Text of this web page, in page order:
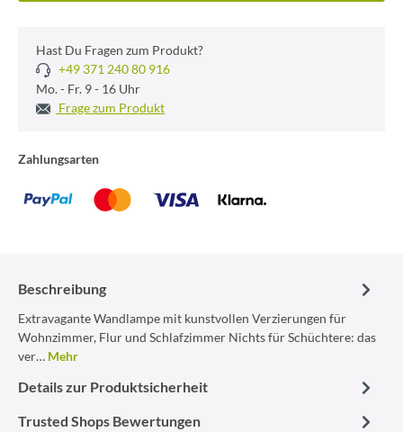
Hast Du Fragen zum Produkt?
+49 371 240 80 916
Mo. - Fr. 9 - 16 Uhr
Frage zum Produkt
Zahlungsarten
Beschreibung
Extravagante Wandlampe mit kunstvollen Verzierungen für
Wohnzimmer, Flur und Schlafzimmer Nichts für Schüchtere: das
ver… Mehr
Details zur Produktsicherheit
Trusted Shops Bewertungen